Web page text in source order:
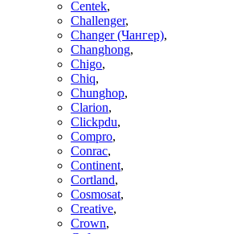
Centek,
Challenger,
Changer (Чангер),
Changhong,
Chigo,
Chiq,
Chunghop,
Clarion,
Clickpdu,
Compro,
Conrac,
Continent,
Cortland,
Cosmosat,
Creative,
Crown,